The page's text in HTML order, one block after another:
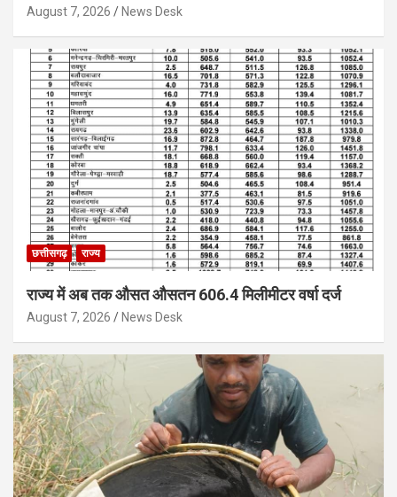
August 7, 2026 News Desk
छत्तीसगढ़ राज्य
राज्य में अब तक औसत औसतन 606.4 मिलीमीटर वर्षा दर्ज
August 7, 2026 News Desk